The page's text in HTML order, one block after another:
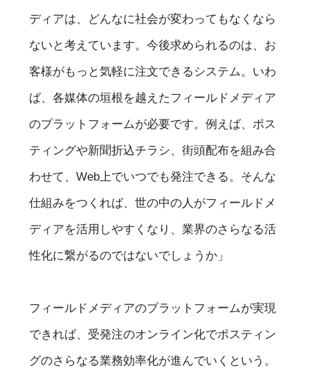
ディアは、どんなに社会が変わってもなくなら
ないと考えています。今後求められるのは、お
客様がもっと気軽に注文できるシステム。いわ
ば、各媒体の垣根を越えたフィールドメディア
のプラットフォームが必要です。例えば、ポス
ティングや新聞折込チラシ、街頭配布を組み合
わせて、Web上でいつでも発注できる。そんな
仕組みをつくれば、世の中の人がフィールドメ
ディアを活用しやすくなり、業界のさらなる活
性化に繋がるのではないでしょうか」
フィールドメディアのプラットフォームが実現
できれば、受発注のオンライン化でポスティン
グのさらなる業務効率化が進んでいくという。